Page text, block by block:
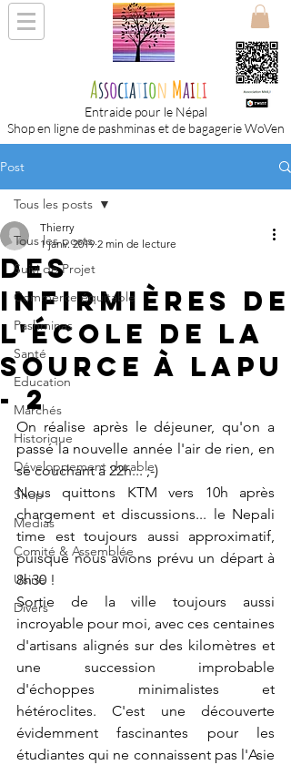
Association Maili
Entraide pour le Népal
Shop en ligne de pashminas et de bagagerie WoVen
Post
Tous les posts
Suivi de Projet
Commerce équitable
Pashminas
Santé
Education
Marchés
Historique
Développement durable
Shop
Medias
Comité & Assemblée
Usine
Divers
Tous les posts
Des
infirmières de
l'école de la
Source à Lapu
- 2
Thierry
1 janv. 2019 2 min de lecture
On réalise après le déjeuner, qu'on a
passé la nouvelle année l'air de rien, en
se couchant à 22h... ;-)
Nous quittons KTM vers 10h après
chargement et discussions... le Nepali
time est toujours aussi approximatif,
puisque nous avions prévu un départ à
8h30 !
Sortie de la ville toujours aussi
incroyable pour moi, avec ces centaines
d'artisans alignés sur des kilomètres et
une succession improbable
d'échoppes minimalistes et
hétéroclites. C'est une découverte
évidemment fascinantes pour les
étudiantes qui ne connaissent pas l'Asie